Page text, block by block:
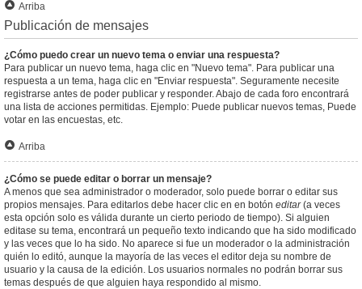
Arriba
Publicación de mensajes
¿Cómo puedo crear un nuevo tema o enviar una respuesta?
Para publicar un nuevo tema, haga clic en "Nuevo tema". Para publicar una
respuesta a un tema, haga clic en "Enviar respuesta". Seguramente necesite
registrarse antes de poder publicar y responder. Abajo de cada foro encontrará
una lista de acciones permitidas. Ejemplo: Puede publicar nuevos temas, Puede
votar en las encuestas, etc.
Arriba
¿Cómo se puede editar o borrar un mensaje?
A menos que sea administrador o moderador, solo puede borrar o editar sus
propios mensajes. Para editarlos debe hacer clic en en botón editar(a veces
esta opción solo es válida durante un cierto periodo de tiempo). Si alguien
editase su tema, encontrará un pequeño texto indicando que ha sido modificado
y las veces que lo ha sido. No aparece si fue un moderador o la administración
quién lo editó, aunque la mayoría de las veces el editor deja su nombre de
usuario y la causa de la edición. Los usuarios normales no podrán borrar sus
temas después de que alguien haya respondido al mismo.